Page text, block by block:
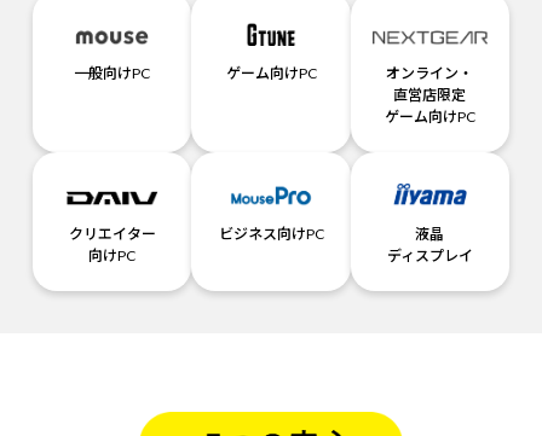
一般向けPC ゲーム向けPC
オンライン・
直営店限定
ゲーム向けPC
クリエイター
向けPC
ビジネス向けPC
液晶
ディスプレイ